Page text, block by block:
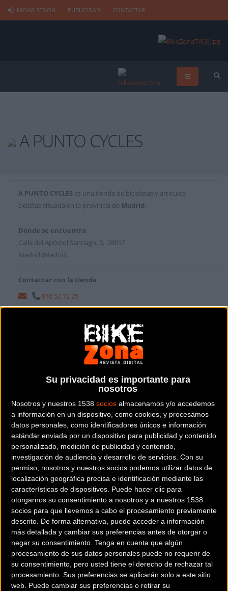
Su privacidad es importante para
nosotros
Nosotros y nuestros 1538 socios almacenamos y/o accedemos
a información en un dispositivo, como cookies, y procesamos
datos personales, como identificadores únicos e información
estándar enviada por un dispositivo para publicidad y contenido
personalizado, medición de publicidad y contenido,
investigación de audiencia y desarrollo de servicios. Con su
permiso, nosotros y nuestros socios podemos utilizar datos de
localización geográfica precisa e identificación mediante las
características de dispositivos. Puede hacer clic para
otorgarnos su consentimiento a nosotros y a nuestros 1538
socios para que llevemos a cabo el procesamiento previamente
descrito. De forma alternativa, puede acceder a información
más detallada y cambiar sus preferencias antes de otorgar o
negar su consentimiento. Tenga en cuenta que algún
procesamiento de sus datos personales puede no requerir de
su consentimiento, pero usted tiene el derecho de rechazar tal
procesamiento. Sus preferencias se aplicarán solo a este sitio
web. Puede cambiar sus preferencias o retirar su
INICIAR SESIÓN PUBLICIDAD CONTACTAR
A PUNTO CYCLES
A PUNTO CYCLES es una tienda de bicicletas y artículos
ciclistas situada en la provincia de Madrid.
Dónde se encuentra
Calle del Apóstol Santiago, 3, 28017
Madrid (Madrid).
Contactar con la tienda
810 52 72 25
Terms of use © 1987–2026 HERE
200 km
¿Eres el propietario de esta tienda? Descubre cómo hacerte tienda
Premium para llegar a más clientes.
Comercios Bz Premium